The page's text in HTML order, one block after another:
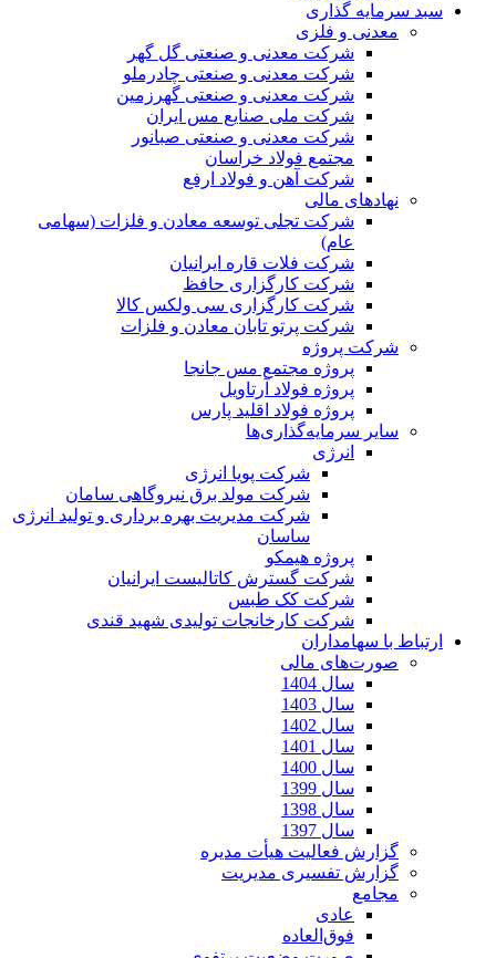
سبد سرمایه گذاری
معدنی و فلزی
شرکت معدنی و صنعتی گل گهر
شرکت معدنی و صنعتی چادرملو
شرکت معدنی و صنعتی گهرزمین
شرکت ملی صنایع مس ایران
شرکت معدنی و صنعتی صبانور
مجتمع فولاد خراسان
شرکت آهن و فولاد ارفع
نهادهای مالی
شرکت تجلی توسعه معادن و فلزات (سهامی
عام)
شرکت فلات قاره ایرانیان
شرکت کارگزاری حافظ
شرکت کارگزاری سی ولکس کالا
شرکت پرتو تابان معادن و فلزات
شرکت پروژه
پروژه مجتمع مس جانجا
پروژه فولاد آرتاویل
پروژه فولاد اقلید پارس
سایر سرمایه‌گذاری‌ها
انرژی
شرکت پویا انرژی
شرکت مولد برق نیروگاهی سامان
شرکت مدیریت بهره برداری و تولید انرژی
ساسان
پروژه هیمکو
شرکت گسترش کاتالیست ایرانیان
شرکت کک طبس
شرکت کارخانجات تولیدی شهید قندی
ارتباط با سهامداران
صورت‌های مالی
سال 1404
سال 1403
سال 1402
سال 1401
سال 1400
سال 1399
سال 1398
سال 1397
گزارش فعالیت هیأت مدیره
گزارش تفسیری مدیریت
مجامع
عادی
فوق‌العاده